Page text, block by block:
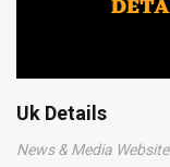
Uk Details
News & Media Website